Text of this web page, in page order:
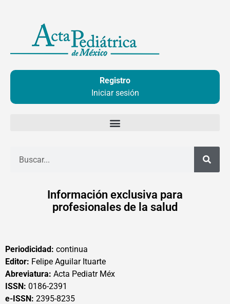
contenido
Registro
Iniciar sesión
Información exclusiva para
profesionales de la salud
Periodicidad: continua
Editor: Felipe Aguilar Ituarte
Abreviatura: Acta Pediatr Méx
ISSN: 0186-2391
e-ISSN: 2395-8235